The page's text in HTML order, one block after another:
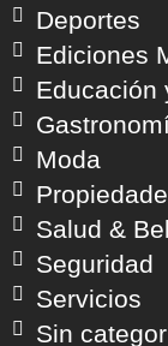
Deportes
Ediciones
Educación
Moda
Salud &
Seguridad
Servicios
Sin